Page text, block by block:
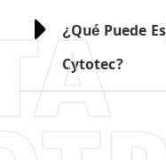
¿Qué Puede
Cytotec?